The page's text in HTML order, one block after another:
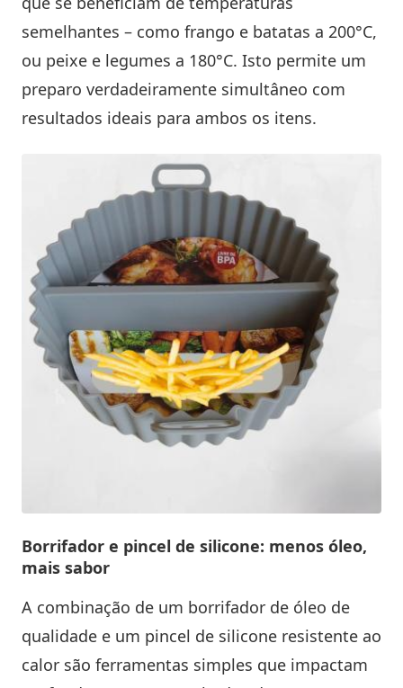
semelhantes – como frango e batatas a 200°C,
ou peixe e legumes a 180°C. Isto permite um
preparo verdadeiramente simultâneo com
resultados ideais para ambos os itens.
Borrifador e pincel de silicone: menos óleo,
mais sabor
A combinação de um borrifador de óleo de
qualidade e um pincel de silicone resistente ao
calor são ferramentas simples que impactam